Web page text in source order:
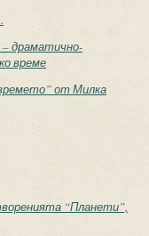
драматично-
време
от Милка
“Планети”,